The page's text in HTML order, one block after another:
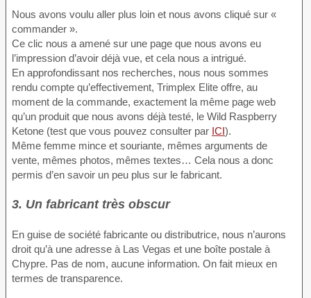
Nous avons voulu aller plus loin et nous avons cliqué sur «
commander ».
Ce clic nous a amené sur une page que nous avons eu
l’impression d’avoir déjà vue, et cela nous a intrigué.
En approfondissant nos recherches, nous nous sommes
rendu compte qu’effectivement, Trimplex Elite offre, au
moment de la commande, exactement la même page web
qu’un produit que nous avons déjà testé, le Wild Raspberry
Ketone (test que vous pouvez consulter par ICI).
Même femme mince et souriante, mêmes arguments de
vente, mêmes photos, mêmes textes… Cela nous a donc
permis d’en savoir un peu plus sur le fabricant.
3. Un fabricant très obscur
En guise de société fabricante ou distributrice, nous n’aurons
droit qu’à une adresse à Las Vegas et une boîte postale à
Chypre. Pas de nom, aucune information. On fait mieux en
termes de transparence.